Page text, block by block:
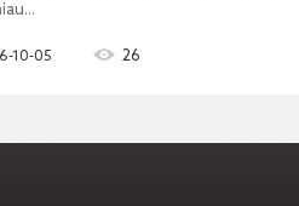
10-05 26